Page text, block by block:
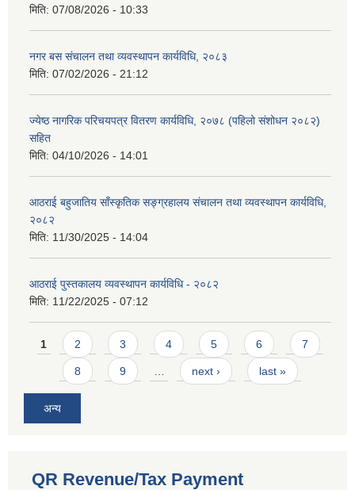
मिति: 07/08/2026 - 10:33
नगर बस संचालन तथा व्यवस्थापन कार्यविधि, २०८३
मिति: 07/02/2026 - 21:12
ज्येष्ठ नागरिक परिचयपत्र वितरण कार्यविधि, २०७८ (पहिलो संशोधन २०८२)
सहित
मिति: 04/10/2026 - 14:01
आठराई बहुजातिय साँस्कृतिक सङ्ग्रहालय संचालन तथा व्यवस्थापन कार्यविधि,
२०८२
मिति: 11/30/2025 - 14:04
आठराई पुस्तकालय व्यवस्थापन कार्यविधि - २०८२
मिति: 11/22/2025 - 07:12
Pages
1 2 3 4 5 6 7
8 9 … next › last »
अन्य
QR Revenue/Tax Payment